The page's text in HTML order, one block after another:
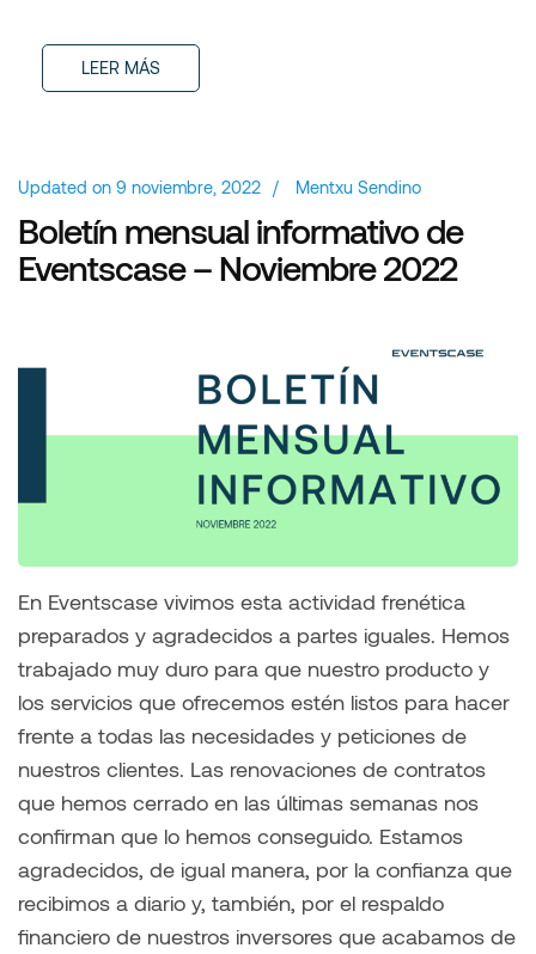
LEER MÁS
Updated on 9 noviembre, 2022 / Mentxu Sendino
Boletín mensual informativo de
Eventscase – Noviembre 2022
En Eventscase vivimos esta actividad frenética
preparados y agradecidos a partes iguales. Hemos
trabajado muy duro para que nuestro producto y
los servicios que ofrecemos estén listos para hacer
frente a todas las necesidades y peticiones de
nuestros clientes. Las renovaciones de contratos
que hemos cerrado en las últimas semanas nos
confirman que lo hemos conseguido. Estamos
agradecidos, de igual manera, por la confianza que
recibimos a diario y, también, por el respaldo
financiero de nuestros inversores que acabamos de